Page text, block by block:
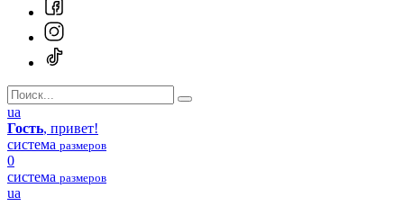
ua
Гость, привет!
система размеров
0
система размеров
ua